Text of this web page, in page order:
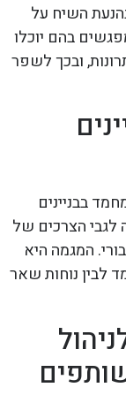
השיח על
בהם יוכלו
ובכך לשפר
בבניינים
הצרכים של
המגמה היא
לבין נוחות שאר